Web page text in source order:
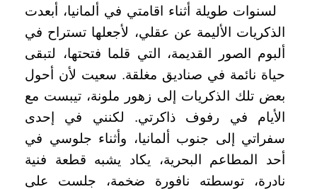
لسنوات طويلة أثناء اقامتي في ألمانيا، أبعدت
الذكريات الأليمة عن عقلي، لأجعلها تستراح في
ألبوم الصور القديمة، التي قلما فتحتها، لتبقى
حياة نائمة في صناديق مغلقة. سعيت لأن أحول
بعض تلك الذكريات إلى زهور ملونة، تيبست مع
الأيام في رفوف ذاكرتي. لكنني في إحدى
سفراتي إلى جنوب ألمانيا، وأثناء جلوسي في
أحد المطاعم البحرية، يكاد يشبه قطعة فنية
نادرة، توسطته نافورة ضخمة، جلست على